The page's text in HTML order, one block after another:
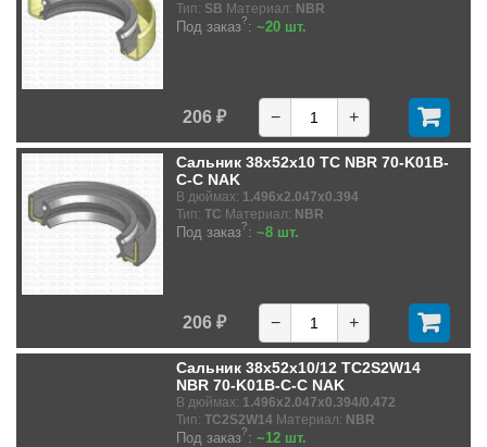
Тип: SB Материал: NBR
Под заказ?: ~20 шт.
206 ₽ − +
Сальник 38x52x10 TC NBR 70-K01B-
C-C NAK
В дюймах: 1.496x2.047x0.394
Тип: TC Материал: NBR
Под заказ?: ~8 шт.
206 ₽ − +
Сальник 38x52x10/12 TC2S2W14
NBR 70-K01B-C-C NAK
В дюймах: 1.496x2.047x0.394/0.472
Тип: TC2S2W14 Материал: NBR
Под заказ?: ~12 шт.